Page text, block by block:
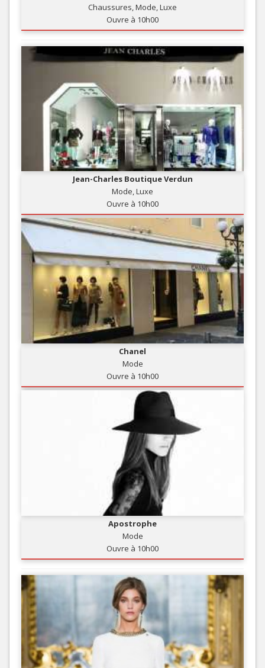
Chaussures, Mode, Luxe
Ouvre à 10h00
Jean-Charles Boutique Verdun
Mode, Luxe
Ouvre à 10h00
Chanel
Mode
Ouvre à 10h00
Apostrophe
Mode
Ouvre à 10h00